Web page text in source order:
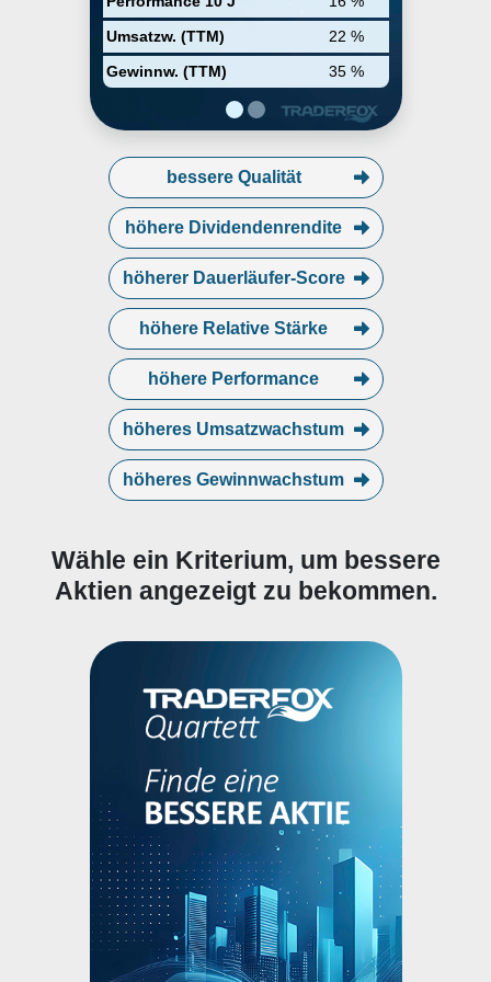
Umsatzw. (TTM)
22 %
Gewinnw. (TTM)
35 %
bessere Qualität
höhere Dividendenrendite
höherer Dauerläufer-Score
höhere Relative Stärke
höhere Performance
höheres Umsatzwachstum
höheres Gewinnwachstum
Wähle ein Kriterium, um bessere
Aktien angezeigt zu bekommen.